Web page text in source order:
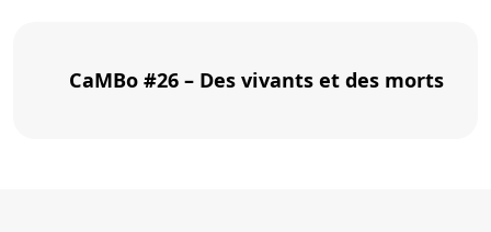
CaMBo #26 – Des vivants et des morts